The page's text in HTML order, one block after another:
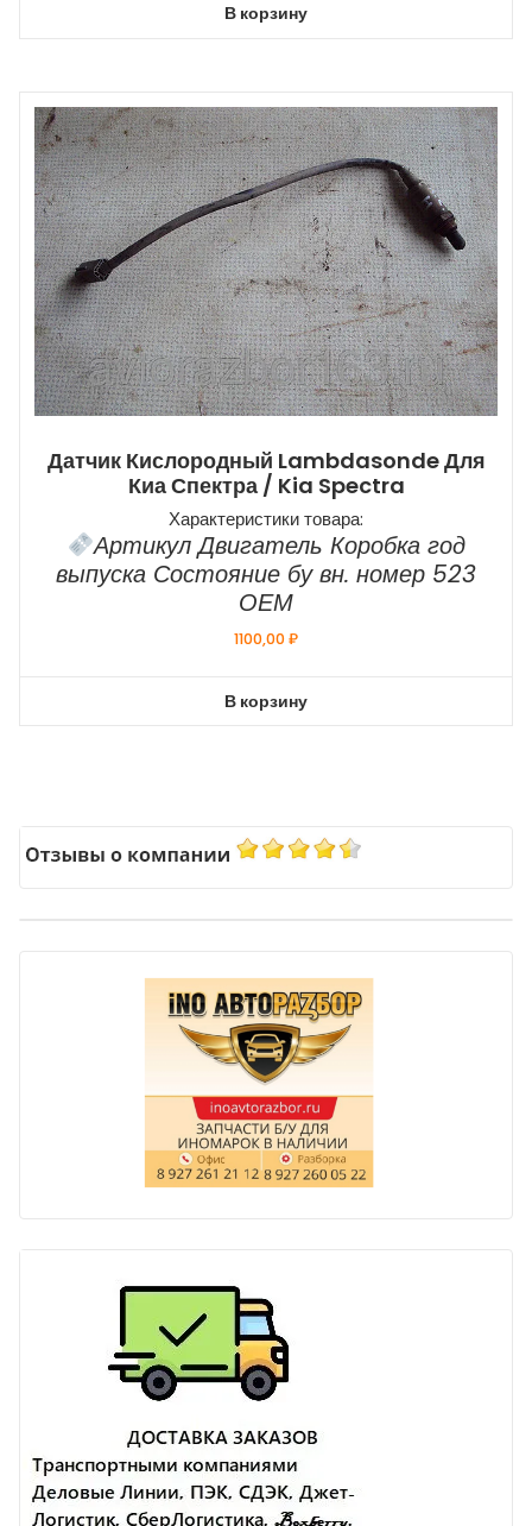
В корзину
Датчик Кислородный Lambdasonde Для
Киа Спектра / Kia Spectra
Характеристики товара:
Артикул Двигатель Коробка год
выпуска Состояние бу вн. номер 523
ОЕМ
1100,00₽
В корзину